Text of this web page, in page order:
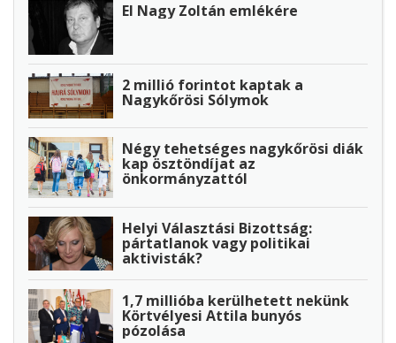
El Nagy Zoltán emlékére
2 millió forintot kaptak a
Nagykőrösi Sólymok
Négy tehetséges nagykőrösi diák
kap ösztöndíjat az
önkormányzattól
Helyi Választási Bizottság:
pártatlanok vagy politikai
aktivisták?
1,7 millióba kerülhetett nekünk
Körtvélyesi Attila bunyós
pózolása